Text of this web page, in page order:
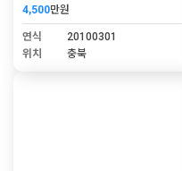
4,500만원
연식
20100301
위치
충북